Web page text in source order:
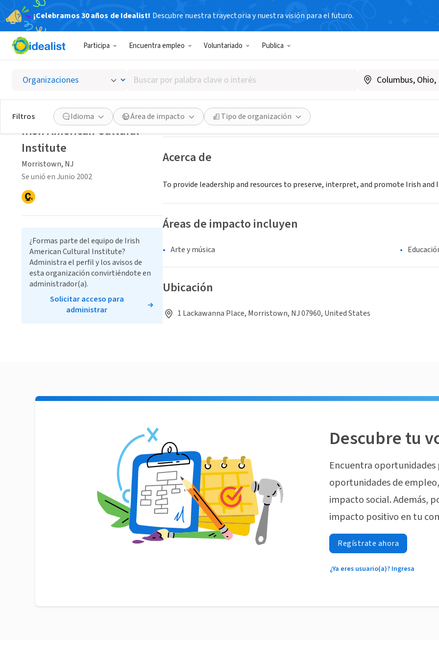
¡Celebramos 30 años de Idealist! Descubre nuestra trayectoria y nuestra visión para el futuro.
Participa Encuentra empleo Voluntariado Publica
Buscar
por
palabra
clave
o
interés
Filtros Idioma Área de impacto Tipo de organización
Irish American Cultural Institute
Morristown, NJ|www.iaci-usa.org
Guardar Compartir
Acerca de
To provide leadership and resources to preserve, interpret, and promote Irish and
Áreas de impacto incluyen
Arte y música
Ubicación
1 Lackawanna Place, Morristown, NJ 07960, United States
Irish American Cultural
Institute
Morristown, NJ
Se unió en Junio 2002
¿Formas parte del equipo de Irish
American Cultural Institute?
Administra el perfil y los avisos de
esta organización convirtiéndote en
administrador(a).
Solicitar acceso para
administrar
Descubre tu
Encuentra
oportunidades de
impacto social. Además,
impacto positivo en tu
Regístrate ahora
¿Ya eres usuario(a)? Ingresa